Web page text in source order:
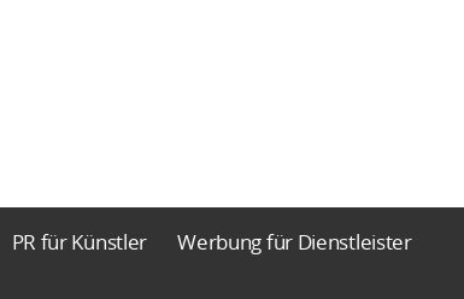
PR für Künstler
Werbung für Dienstleister